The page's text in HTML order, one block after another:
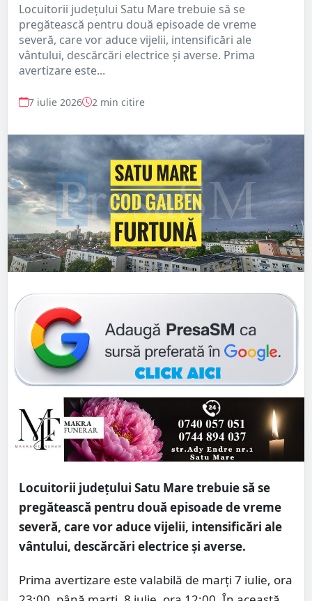
Locuitorii județului Satu Mare trebuie să se
pregătească pentru două episoade de vreme
severă, care vor aduce vijelii, intensificări ale
vântului, descărcări electrice și averse. Prima
avertizare este...
7 iulie 2026 2 min citire
Locuitorii județului Satu Mare trebuie să se
pregătească pentru două episoade de vreme
severă, care vor aduce vijelii, intensificări ale
vântului, descărcări electrice și averse.
Prima avertizare este valabilă de marți 7 iulie, ora